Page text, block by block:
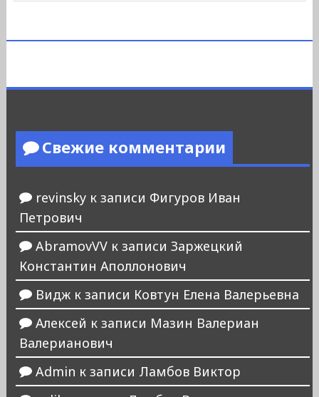
Свежие комментарии
revinskyк записи Фигуров Иван
Петрович
AbramovVVк записи Заржецкий
Константин Аполлонович
Виджк записи Ковтун Елена Валерьевна
Алексей к записи Мазин Валериан
Валерианович
Admin к записи Ламбов Виктор